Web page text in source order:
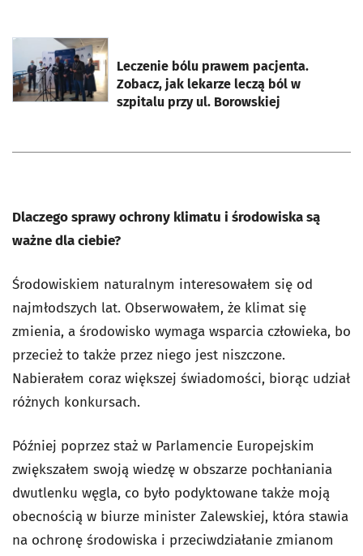
Leczenie bólu prawem pacjenta.
Zobacz, jak lekarze leczą ból w
szpitalu przy ul. Borowskiej
otworzy się w nowej karcie
Dlaczego sprawy ochrony klimatu i środowiska są
ważne dla ciebie?
Środowiskiem naturalnym interesowałem się od
najmłodszych lat. Obserwowałem, że klimat się
zmienia, a środowisko wymaga wsparcia człowieka, bo
przecież to także przez niego jest niszczone.
Nabierałem coraz większej świadomości, biorąc udział
różnych konkursach.
Później poprzez staż w Parlamencie Europejskim
zwiększałem swoją wiedzę w obszarze pochłaniania
dwutlenku węgla, co było podyktowane także moją
obecnością w biurze minister Zalewskiej, która stawia
na ochronę środowiska i przeciwdziałanie zmianom